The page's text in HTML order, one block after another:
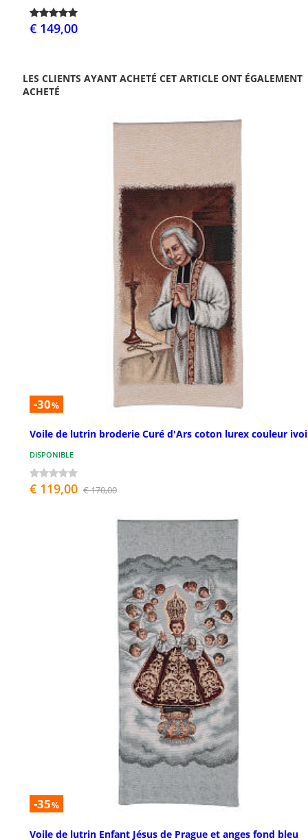
€ 149,00
LES CLIENTS AYANT ACHETÉ CET ARTICLE ONT ÉGALEMENT
ACHETÉ
-30%
Voile de lutrin broderie Curé d'Ars coton lurex couleur
DISPONIBLE
€ 119,00 € 170,00
-35%
Voile de lutrin Enfant Jésus de Prague et anges fond bleu